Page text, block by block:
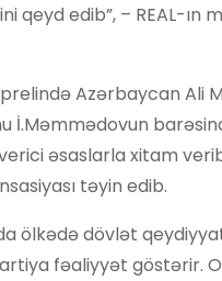
qeyd edib”, – REAL-ın
Azərbaycan Ali
İ.Məmmədovun
əsaslarla xitam
təyin edib.
ölkədə dövlət
fəaliyyət göstərir.